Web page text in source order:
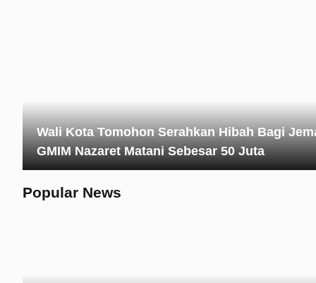
Popular News
Wali Kota Tomohon Serahkan Hibah Bagi
GMIM Nazaret Matani Sebesar 50 Juta